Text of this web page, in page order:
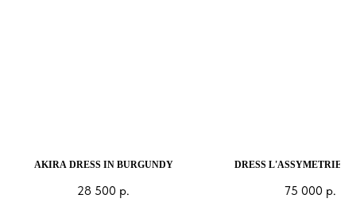
AKIRA DRESS IN BURGUNDY
28 500 р.
DRESS L'ASSYMETRIE
75 000 р.